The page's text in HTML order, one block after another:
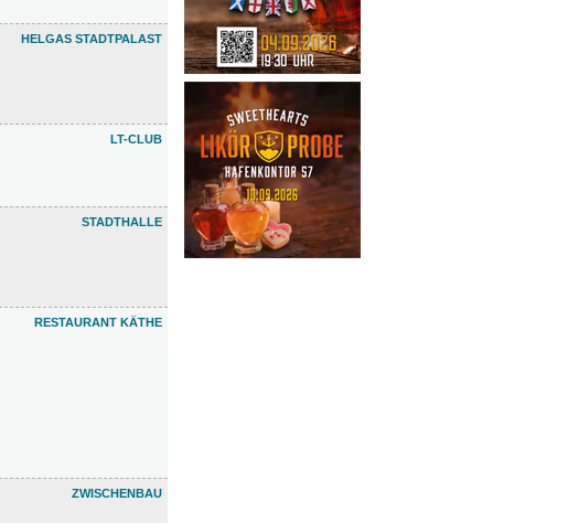
HELGAS STADTPALAST
LT-CLUB
STADTHALLE
RESTAURANT KÄTHE
ZWISCHENBAU